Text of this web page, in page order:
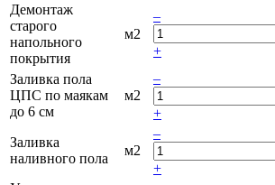
Демонтаж
старого
напольного
покрытия
м2
–
+
Заливка пола
ЦПС по маякам
до 6 см
м2
–
+
Заливка
наливного пола
м2
–
+